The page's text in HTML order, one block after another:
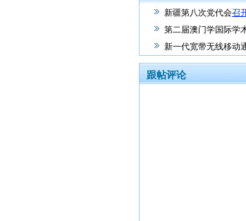
新疆第八次党代会召
第二届澳门学国际学
新一代宽带无线移动
跟帖评论